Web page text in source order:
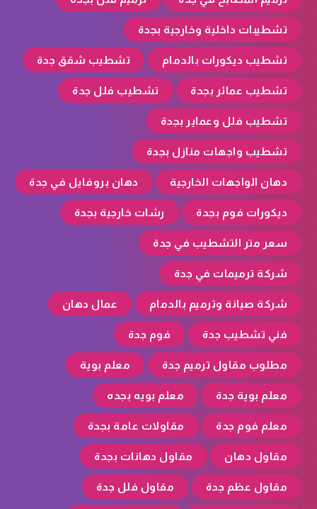
تشطيبات داخلية وخارجية بجدة
تشطيب ديكورات بالدمام تشطيب شقق جدة
تشطيب عمائر بجدة تشطيب فلل جدة
تشطيب فلل وعماير بجدة
تشطيب واجهات منازل بجدة
دهان الواجهات الخارجية دهان بروفايل في جدة
ديكورات فوم بجدة رشات خارجية بجدة
سعر متر التشطيب في جدة
شركة ترميمات في جدة
شركة صيانة وترميم بالدمام عمال دهان
فني تشطيب جدة فوم جدة
مطلوب مقاول ترميم جدة معلم بوية
معلم بوية جدة معلم بويه بجده
معلم فوم جدة مقاولات عامة بجدة
مقاول دهان مقاول دهانات بجدة
مقاول عظم جدة مقاول فلل جدة